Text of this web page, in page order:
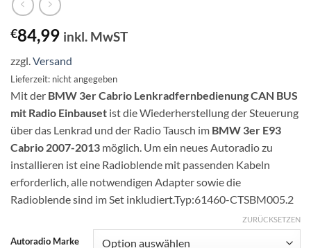
€84,99 inkl. MwST
zzgl.Versand
Lieferzeit: nicht angegeben
Mit der BMW 3er Cabrio Lenkradfernbedienung CAN BUS
mit Radio Einbauset ist die Wiederherstellung der Steuerung
über das Lenkrad und der Radio Tausch im BMW 3er E93
Cabrio 2007-2013 möglich. Um ein neues Autoradio zu
installieren ist eine Radioblende mit passenden Kabeln
erforderlich, alle notwendigen Adapter sowie die
Radioblende sind im Set inkludiert.Typ:61460-CTSBM005.2
Autoradio Marke
ZURÜCKSETZEN